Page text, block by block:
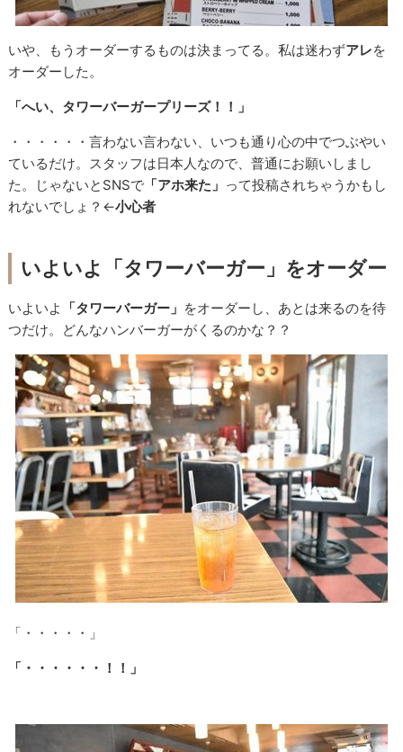
いや、もうオーダーするものは決まってる。私は迷わずアレを
オーダーした。
「へい、タワーバーガープリーズ！！」
・・・・・・言わない言わない、いつも通り心の中でつぶやい
ているだけ。スタッフは日本人なので、普通にお願いしまし
た。じゃないとSNSで 「アホ来た」 って投稿されちゃうかもし
れないでしょ？←小心者
いよいよ「タワーバーガー」をオーダー
いよいよ 「タワーバーガー」 をオーダーし、あとは来るのを待
つだけ。どんなハンバーガーがくるのかな？？
「・・・・・」
「・・・・・・！！」